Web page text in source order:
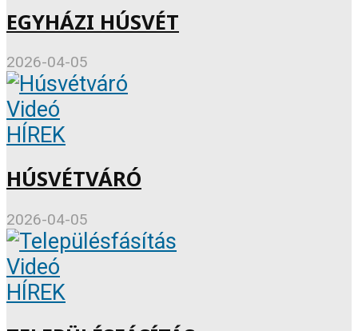
EGYHÁZI HÚSVÉT
2026-04-05
Videó
HÍREK
HÚSVÉTVÁRÓ
2026-04-05
Videó
HÍREK